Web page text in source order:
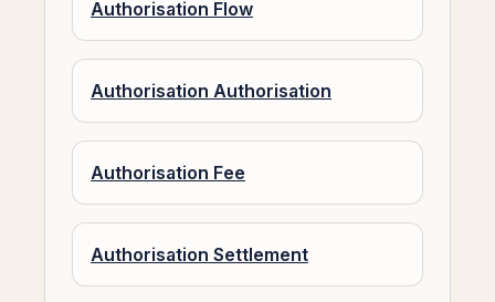
Authorisation Flow
Authorisation Authorisation
Authorisation Fee
Authorisation Settlement